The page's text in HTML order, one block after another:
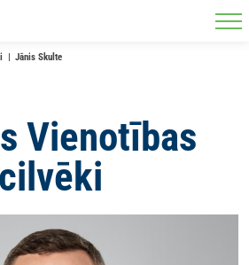
Jānis Skulte
Vienotības
cilvēki